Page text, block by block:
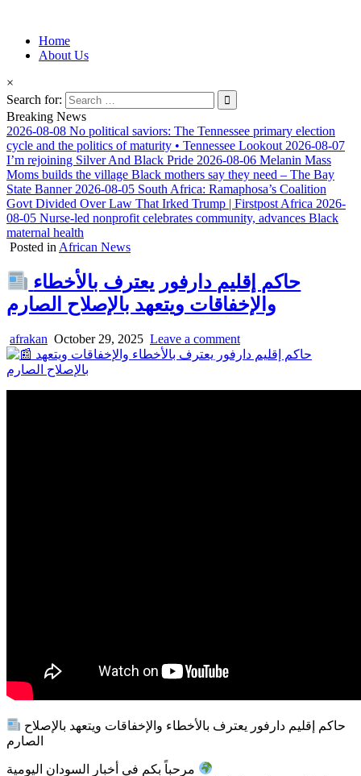
Afro-Conscious Media
Information for Afrakan People Worldwide
Home
About Us
×
Search for:
Breaking News
2026-08-08 No political saviors: The Tennessee primary election
cycle and the politics of maturity • Tennessee Lookout 2026-08-07
I’m rejoining Silver And Black Pride 2026-08-06 Melanin Mass
Moms builds the village Black mothers say they need – The Bay
State Banner 2026-08-05 South Africa: Ramaphosa’s Coalition
Govt Divided Over Law That Irked Trump | Firstpost Africa 2026-
08-05 Nurse-led nonprofit celebrates community, advances Black
maternal health
Posted in African News
والإخفاقات ويتعهد بالإصلاح الصارم
afrakan October 29, 2025 Leave a comment
الصارم